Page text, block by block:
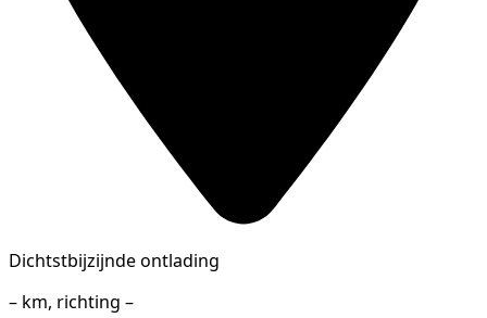
Dichtstbijzijnde ontlading
– km, richting –